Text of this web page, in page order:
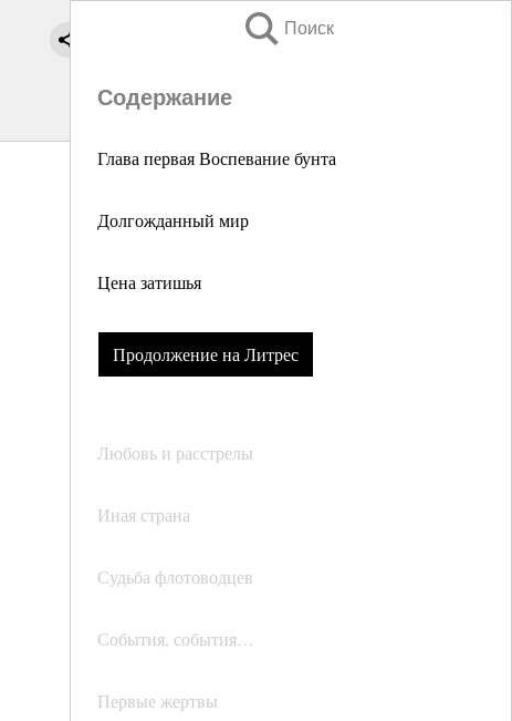
Поиск
Содержание
Глава первая Воспевание бунта
Долгожданный мир
Цена затишья
Продолжение на Литрес
Любовь и расстрелы
Иная страна
Судьба флотоводцев
События, события…
Первые жертвы